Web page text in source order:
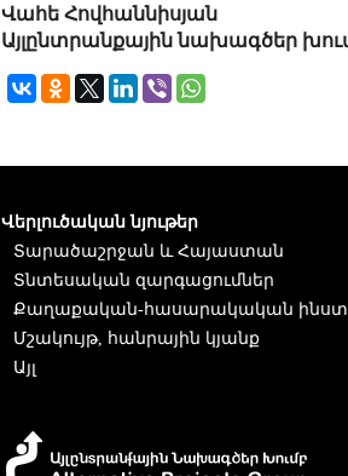
Վահե Հովհաննիսյան
Այլընտրանքային նախագծեր
Վերլուծական նյութեր
Տարածաշրջան և Հայաստան
Տնտեսական զարգացումներ
Քաղաքական-հասարակական
Մշակույթ, հանրային կյանք
Այլ